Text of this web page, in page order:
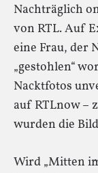
Nachträglich
von RTL. Auf
eine Frau, der
„gestohlen“
Nacktfotos
auf RTLnow –
wurden die
Wird „Mitten